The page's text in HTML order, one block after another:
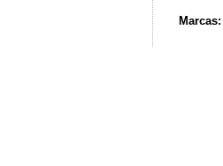
Marcas: